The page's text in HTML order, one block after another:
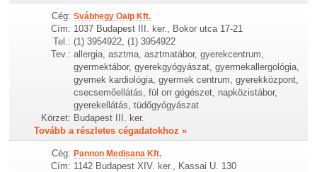
Cég: Svábhegy Oaip Kft.
Cím: 1037 Budapest III. ker., Bokor utca 17-21
Tel.: (1) 3954922, (1) 3954922
Tev.: allergia, asztma, asztmatábor, gyerekcentrum,
gyermektábor, gyerekgyógyászat, gyermekallergológia,
gyemek kardiológia, gyermek centrum, gyerekközpont,
csecsemőellátás, fül orr gégészet, napközistábor,
gyerekellátás, tüdőgyógyászat
Körzet: Budapest III. ker.
Tovább a részletes cégadatokhoz »
Cég: Pannon Medisana Kft.
Cím: 1142 Budapest XIV. ker., Kassai U. 130